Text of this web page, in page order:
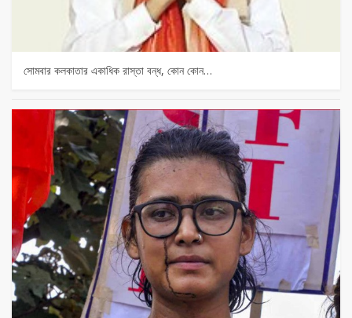
সোমবার কলকাতার একাধিক রাস্তা বন্ধ, কোন কোন…